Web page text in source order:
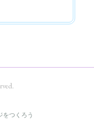
をつくろう